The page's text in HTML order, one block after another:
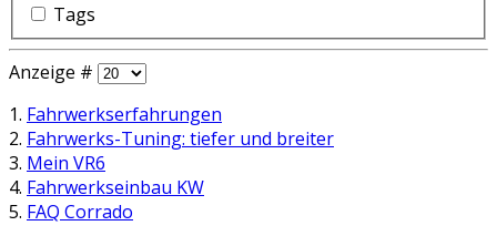
Tags
Anzeige #
1. Fahrwerkserfahrungen
2. Fahrwerks-Tuning: tiefer und breiter
3. Mein VR6
4. Fahrwerkseinbau KW
5. FAQ Corrado